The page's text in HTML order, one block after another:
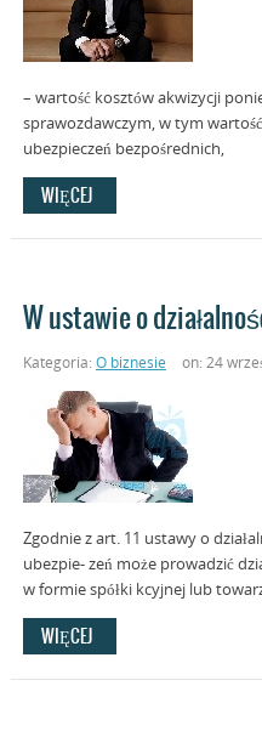
– wartość kosztów akwizycji
sprawozdawczym, w tym
ubezpieczeń bezpośrednich,
WIĘCEJ
W ustawie o
Kategoria: O biznesie on: 24
Zgodnie z art. 11 ustawy o
ubezpie- zeń może prowadzić
w formie spółki kcyjnej lub
WIĘCEJ